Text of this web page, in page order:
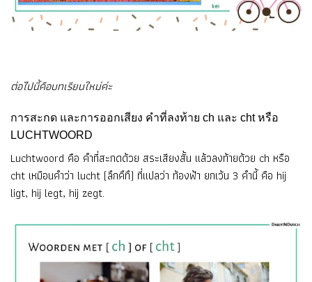
ต่อไปนี้คือบทเรียนใหม่ค่ะ
การสะกด และการออกเสียง คำที่ลงท้าย ch และ cht หรือ
LUCHTWOORD
Luchtwoord คือ คำที่สะกดด้วย สระเสียงสั้น แล้วลงท้ายด้วย ch หรือ
cht เหมือนคำว่า lucht (ลึกคึทึ) ที่แปลว่า ท้องฟ้า ยกเว้น 3 คำนี้ คือ hij
ligt, hij legt, hij zegt.